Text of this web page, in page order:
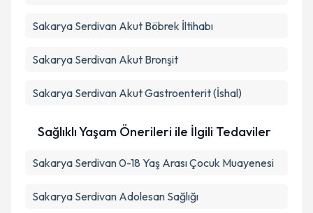
Sakarya Serdivan Akut Böbrek İltihabı
Sakarya Serdivan Akut Bronşit
Sakarya Serdivan Akut Gastroenterit (İshal)
Sağlıklı Yaşam Önerileri ile İlgili Tedaviler
Sakarya Serdivan 0-18 Yaş Arası Çocuk Muayenesi
Sakarya Serdivan Adolesan Sağlığı